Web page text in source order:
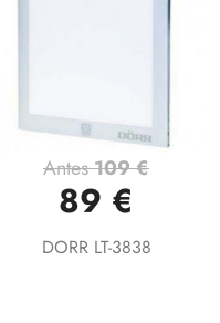
Antes109 €
89 €
DORR LT-3838